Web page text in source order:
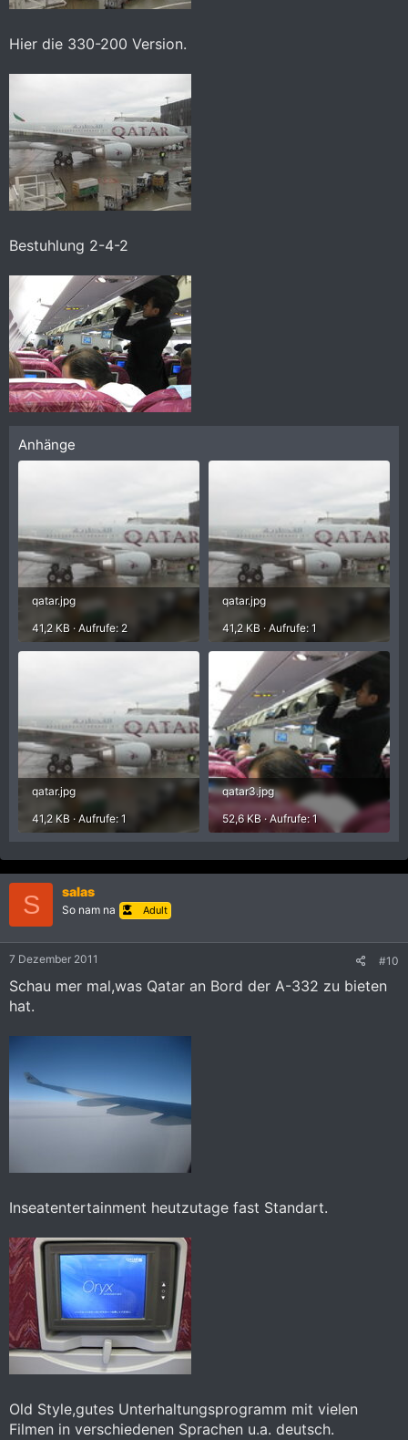
Hier die 330-200 Version.
Bestuhlung 2-4-2
Anhänge
qatar.jpg
41,2 KB · Aufrufe: 2
qatar.jpg
41,2 KB · Aufrufe: 1
qatar.jpg
41,2 KB · Aufrufe: 1
qatar3.jpg
52,6 KB · Aufrufe: 1
S salas
So nam na Adult
7 Dezember 2011 #10
Schau mer mal,was Qatar an Bord der A-332 zu bieten
hat.
Inseatentertainment heutzutage fast Standart.
Old Style,gutes Unterhaltungsprogramm mit vielen
Filmen in verschiedenen Sprachen u.a. deutsch.